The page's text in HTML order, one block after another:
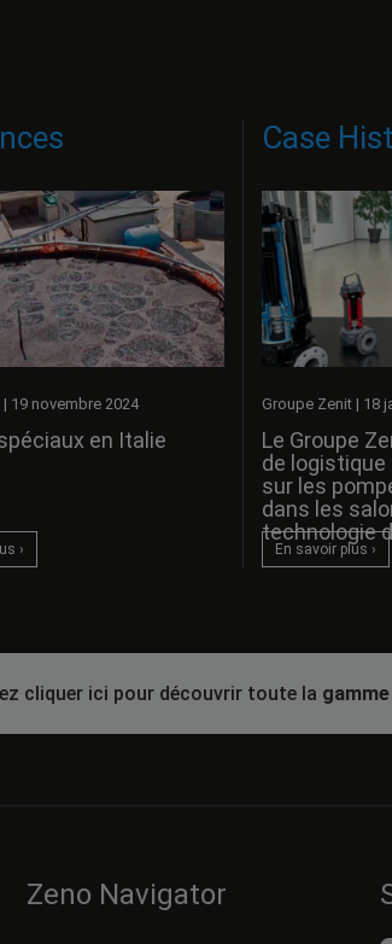
| 19 novembre 2024
en Italie
›
Case
Groupe Zenit | 18
Le Groupe
de
sur les
dans les
technologie
En savoir plus ›
cliquer ici pour découvrir toute la
Zeno Navigator